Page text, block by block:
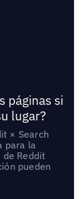
páginas si
lugar?
× Search
para la
de Reddit
pueden